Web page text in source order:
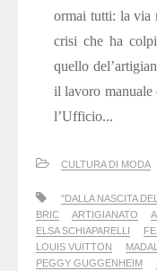
ormai tutti: la via
crisi che ha
quello
il lavoro manuale
l’Ufficio...
CULTURA DI MODA
"DALLA NASCITA
BRIC
ARTIGIANATO
ELSA SCHIAPARELLI
LOUIS VUITTON
PEGGY GUGGENHEIM